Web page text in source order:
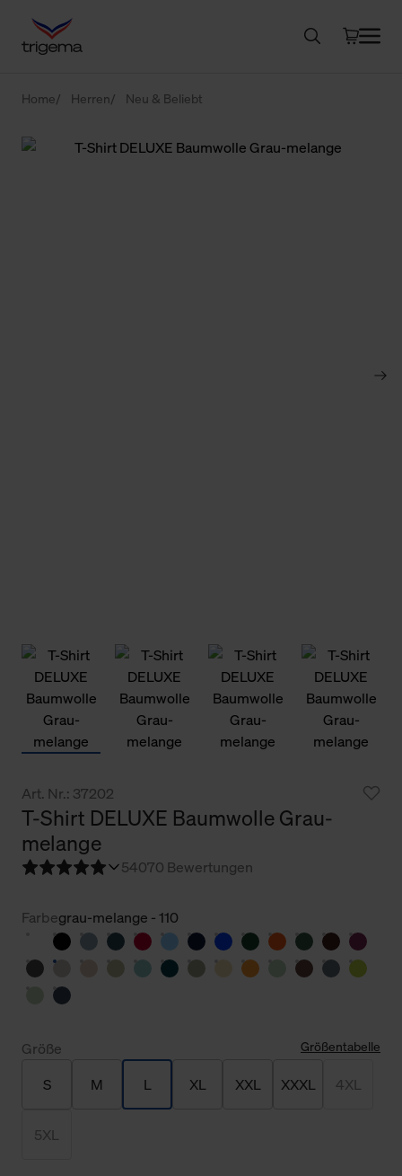
Home Herren Neu & Beliebt
Art. Nr.: 37202
T-Shirt DELUXE Baumwolle Grau-
melange
54070 Bewertungen
Farbegrau-melange - 110
Größe Größentabelle
S M L XL XXL XXXL 4XL
5XL